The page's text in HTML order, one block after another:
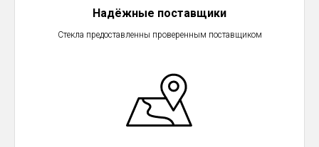
Надёжные поставщики
Стекла предоставленны проверенным поставщиком